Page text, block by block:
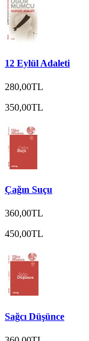
12 Eylül Adaleti
280,00TL
350,00TL
Çağın Suçu
360,00TL
450,00TL
Sağcı Düşünce